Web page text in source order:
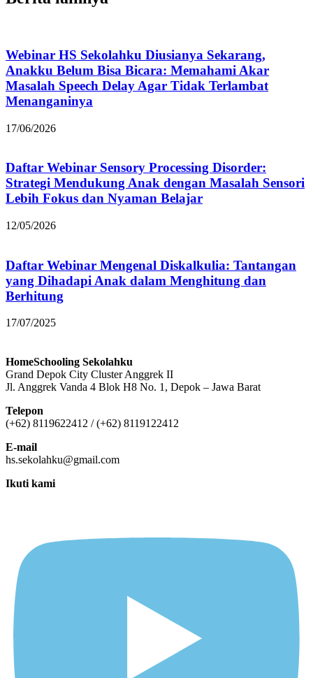
Webinar HS Sekolahku Diusianya Sekarang,
Anakku Belum Bisa Bicara: Memahami Akar
Masalah Speech Delay Agar Tidak Terlambat
Menanganinya
17/06/2026
Daftar Webinar Sensory Processing Disorder:
Strategi Mendukung Anak dengan Masalah Sensori
Lebih Fokus dan Nyaman Belajar
12/05/2026
Daftar Webinar Mengenal Diskalkulia: Tantangan
yang Dihadapi Anak dalam Menghitung dan
Berhitung
17/07/2025
HomeSchooling Sekolahku
Grand Depok City Cluster Anggrek II
Jl. Anggrek Vanda 4 Blok H8 No. 1, Depok – Jawa Barat
Telepon
(+62) 8119622412 / (+62) 8119122412
E-mail
hs.sekolahku@gmail.com
Ikuti kami